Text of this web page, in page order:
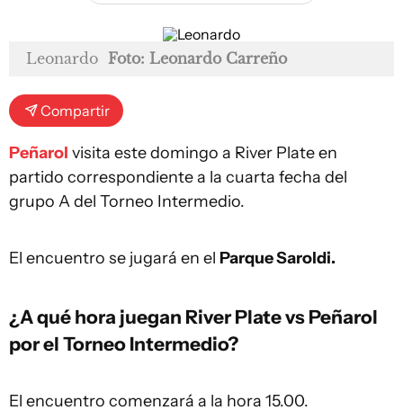
Leonardo Foto: Leonardo Carreño
Compartir
Peñarol visita este domingo a River Plate en
partido correspondiente a la cuarta fecha del
grupo A del Torneo Intermedio.
El encuentro se jugará en el Parque Saroldi.
¿A qué hora juegan River Plate vs Peñarol
por el Torneo Intermedio?
El encuentro comenzará a la hora 15.00.